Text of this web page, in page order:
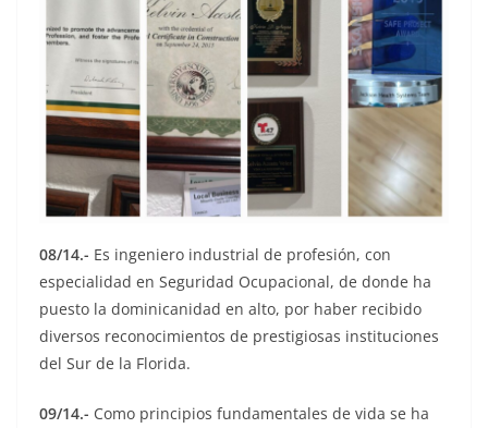
08/14.- Es ingeniero industrial de profesión, con
especialidad en Seguridad Ocupacional, de donde ha
puesto la dominicanidad en alto, por haber recibido
diversos reconocimientos de prestigiosas instituciones
del Sur de la Florida.
09/14.- Como principios fundamentales de vida se ha